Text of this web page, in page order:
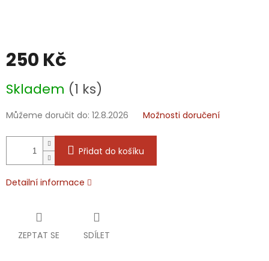
250 Kč
cena:
Skladem (1 ks)
Můžeme doručit do: 12.8.2026 Možnosti doručení
Přidat do košíku
Detailní informace
ZEPTAT SE SDÍLET